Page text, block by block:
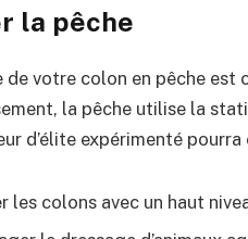
la pêche
de votre colon en pêche
la pêche utilise la
d’élite expérimenté
les colons avec un haut